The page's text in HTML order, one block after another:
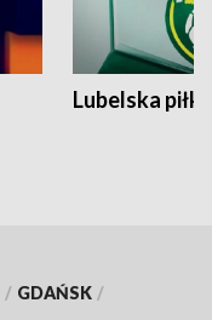
Lubelska piłka
/ GDAŃSK /